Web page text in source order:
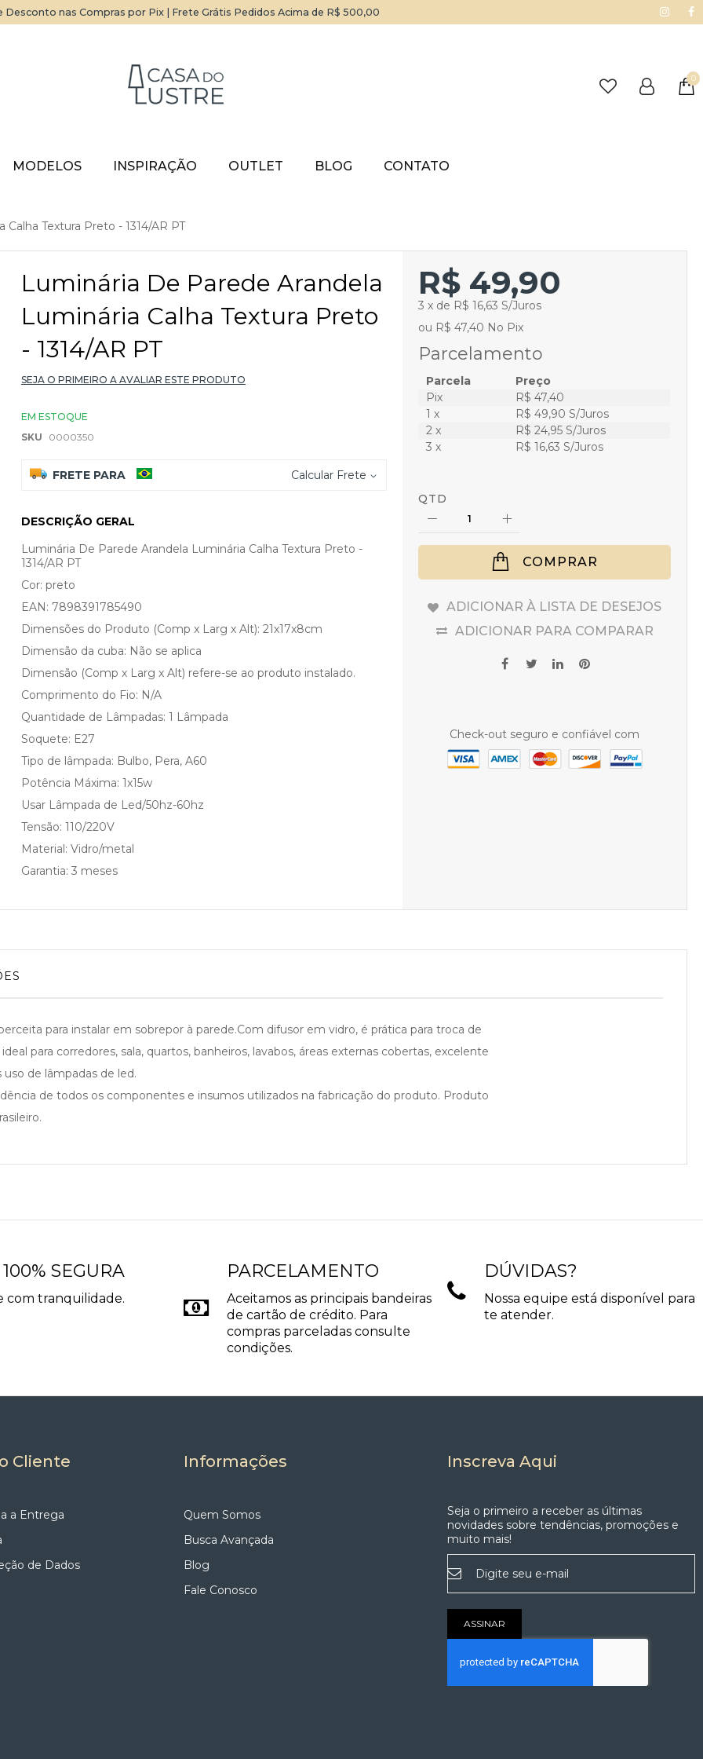
Desconto nas Compras por Pix | Frete Grátis Pedidos Acima de R$ 500,00
0
MODELOS INSPIRAÇÃO OUTLET BLOG CONTATO
Textura Preto - 1314/AR PT
Luminária De Parede Arandela
Luminária Calha Textura Preto
- 1314/AR PT
SEJA O PRIMEIRO A AVALIAR ESTE PRODUTO
EM ESTOQUE
SKU
0000350
FRETE PARA Calcular Frete
DESCRIÇÃO GERAL
Luminária De Parede Arandela Luminária Calha Textura Preto -
1314/AR PT
Cor: preto
EAN: 7898391785490
Dimensões do Produto (Comp x Larg x Alt): 21x17x8cm
Dimensão da cuba: Não se aplica
Dimensão (Comp x Larg x Alt) refere-se ao produto instalado.
Comprimento do Fio: N/A
Quantidade de Lâmpadas: 1 Lâmpada
Soquete: E27
Tipo de lâmpada: Bulbo, Pera, A60
Potência Máxima: 1x15w
Usar Lâmpada de Led/50hz-60hz
Tensão: 110/220V
Material: Vidro/metal
Garantia: 3 meses
R$ 49,90
3 x de R$ 16,63 S/Juros
ou R$ 47,40 No Pix
Parcelamento
Parcela
Preço
Pix
R$ 47,40
1 x
R$ 49,90 S/Juros
2 x
R$ 24,95 S/Juros
3 x
R$ 16,63 S/Juros
QTD
COMPRAR
ADICIONAR À LISTA DE DESEJOS
ADICIONAR PARA COMPARAR
Check-out seguro e confiável com
para instalar em sobrepor à parede.Com difusor em vidro, é prática para troca de
para corredores, sala, quartos, banheiros, lavabos, áreas externas cobertas, excelente
de lâmpadas de led.
de todos os componentes e insumos utilizados na fabricação do produto. Produto
SEGURA
com tranquilidade.
PARCELAMENTO
Aceitamos as principais bandeiras
de cartão de crédito. Para
compras parceladas consulte
condições.
DÚVIDAS?
Nossa equipe está disponível para
te atender.
Cliente
a Entrega
de Dados
Informações
Quem Somos
Busca Avançada
Blog
Fale Conosco
Inscreva Aqui
Seja o primeiro a receber as últimas
novidades sobre tendências, promoções e
muito mais!
se
Newsletter:
ASSINAR